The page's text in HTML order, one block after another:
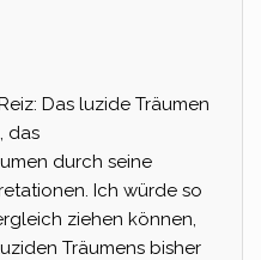
Das luzide Träumen
das
durch seine
Ich würde so
ziehen können,
Träumens bisher